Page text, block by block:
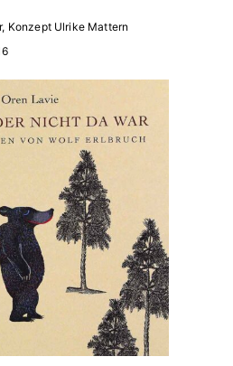
Konzept Ulrike Mattern